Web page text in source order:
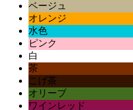
ベージュ
オレンジ
水色
ピンク
白
茶
こげ茶
オリーブ
ワインレッド